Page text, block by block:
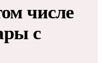
числе
с